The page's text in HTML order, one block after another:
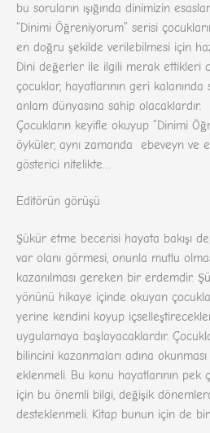
bu soruların ışığında dinimizin
“Dinimi Öğreniyorum” serisi
en doğru şekilde verilebilmesi için
Dini değerler ile ilgili merak ettikleri
çocuklar, hayatlarının geri kalanında
anlam dünyasına sahip olacaklardır.
Çocukların keyifle okuyup “Dinimi
öyküler, aynı zamanda ebeveyn ve
gösterici nitelikte…
Editörün görüşü
Şükür etme becerisi hayata bakışı
var olanı görmesi, onunla mutlu
kazanılması gereken bir erdemdir.
yönünü hikaye içinde okuyan
yerine kendini koyup
uygulamaya başlayacaklardır.
bilincini kazanmaları adına
eklenmeli. Bu konu hayatlarının pek
için bu önemli bilgi, değişik
desteklenmeli. Kitap bunun için de